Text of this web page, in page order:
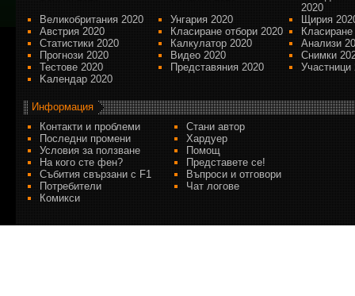
2020
Великобритания 2020
Унгария 2020
Щирия
Австрия 2020
Класиране отбори 2020
Статистики 2020
Калкулатор 2020
Анализи
Прогнози 2020
Видео 2020
Снимки
Тестове 2020
Представяния 2020
Участници
Kалендар 2020
Информация
Контакти и проблеми
Стани автор
Последни промени
Хардуер
Условия за ползване
Помощ
На кого сте фен?
Представете се!
Събития свързани с F1
Въпроси и отговори
Потребители
Чат логове
Комикси